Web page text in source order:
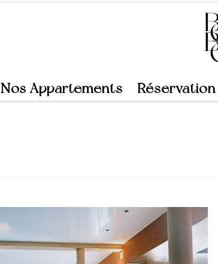
Nos Appartements Réservation